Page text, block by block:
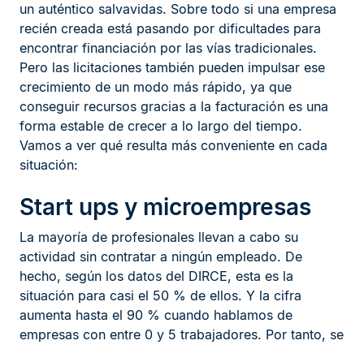
un auténtico salvavidas. Sobre todo si una empresa
recién creada está pasando por dificultades para
encontrar financiación por las vías tradicionales.
Pero las licitaciones también pueden impulsar ese
crecimiento de un modo más rápido, ya que
conseguir recursos gracias a la facturación es una
forma estable de crecer a lo largo del tiempo.
Vamos a ver qué resulta más conveniente en cada
situación:
Start ups y microempresas
La mayoría de profesionales llevan a cabo su
actividad sin contratar a ningún empleado. De
hecho, según los datos del DIRCE, esta es la
situación para casi el 50 % de ellos. Y la cifra
aumenta hasta el 90 % cuando hablamos de
empresas con entre 0 y 5 trabajadores. Por tanto, se